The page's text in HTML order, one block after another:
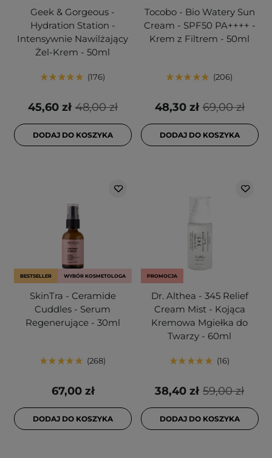
Geek & Gorgeous -
Hydration Station -
Intensywnie Nawilżający
Żel-Krem - 50ml
176
48,00 zł
45,60 zł
DODAJ DO KOSZYKA
Tocobo - Bio Watery Sun
Cream - SPF50 PA++++ -
Krem z Filtrem - 50ml
206
69,00 zł
48,30 zł
DODAJ DO KOSZYKA
BESTSELLER WYBÓR KOSMETOLOGA
SkinTra - Ceramide
Cuddles - Serum
Regenerujące - 30ml
268
67,00 zł
DODAJ DO KOSZYKA
PROMOCJA
Dr. Althea - 345 Relief
Cream Mist - Kojąca
Kremowa Mgiełka do
Twarzy - 60ml
16
59,00 zł
38,40 zł
DODAJ DO KOSZYKA